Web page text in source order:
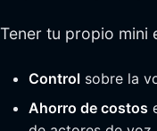
Tener tu propio mini
Control sobre la
Ahorro de costos